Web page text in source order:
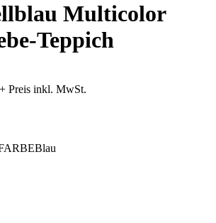
Multicolor
Teppich
Preis inkl. MwSt.
Blau